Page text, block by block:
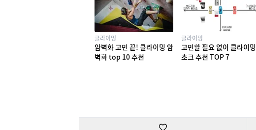
클라이밍
암벽화 고민 끝! 클라이밍 암
벽화 top 10 추천
클라이밍
고민할 필요 없이 클라이밍
초크 추천 TOP 7